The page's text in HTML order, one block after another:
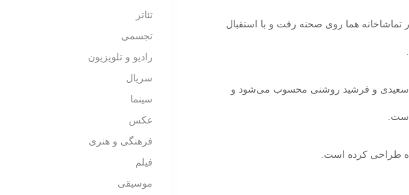
هما روی صحنه رفت و با استقبال
سعیدی و فرشید روشنی محسوب می‌شود و
طراحی کرده است.
تئاتر
تجسمی
رادیو و تلویزیون
سریال
سینما
عکس
فرهنگی و هنری
فیلم
موسیقی